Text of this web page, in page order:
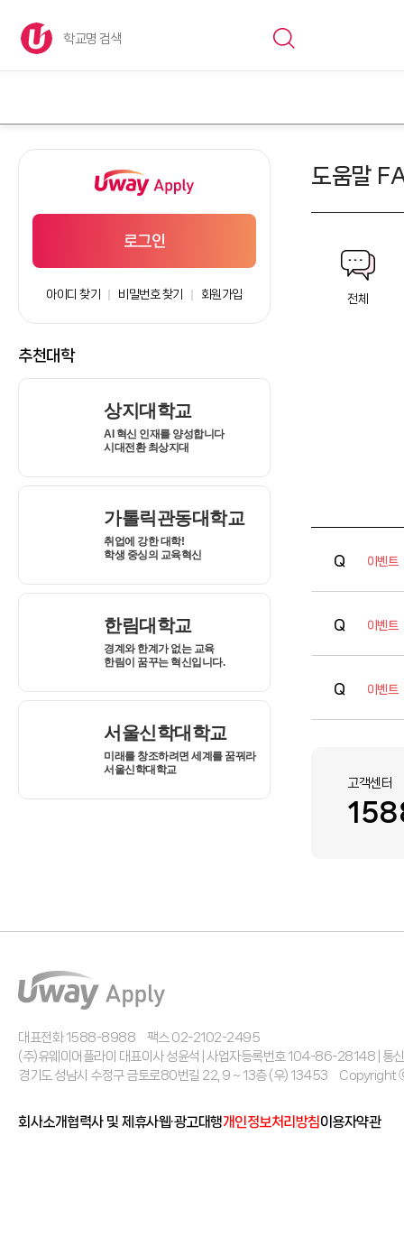
로그인
아이디 찾기 비밀번호 찾기 회원가입
추천대학
도움말
전체
이벤트
이벤트
이벤트
고객센터
대표전화 1588-8988
팩스 02-2102-2495
(주)유웨이어플라이 대표이사 성윤석 | 사업자등록번호 104-86-28148 |
경기도 성남시 수정구 금토로80번길 22, 9 ~ 13층 (우) 13453
Copyright
회사소개협력사 및 제휴사웹·광고대행개인정보처리방침이용자약관